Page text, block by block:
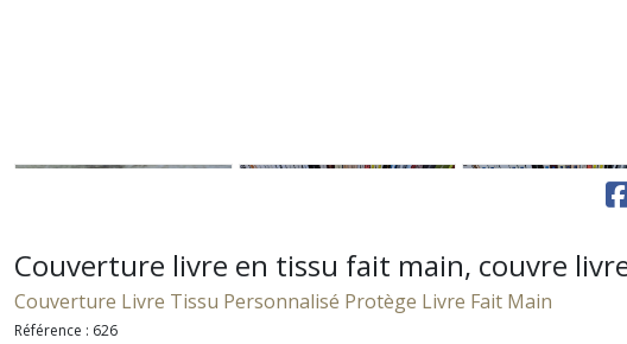
Couverture livre en tissu fait main, couvre
Couverture Livre Tissu Personnalisé Protège Livre Fait Main
Référence : 626